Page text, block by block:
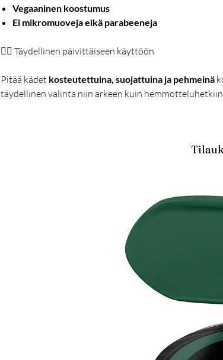
Vegaaninen koostumus
Ei mikromuoveja eikä parabeeneja
💆‍♀️ Täydellinen päivittäiseen käyttöön
Pitää kädet kosteutettuina, suojattuina ja pehmeinä
täydellinen valinta niin arkeen kuin